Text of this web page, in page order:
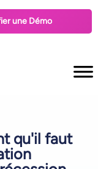
une Démo
qu'il faut